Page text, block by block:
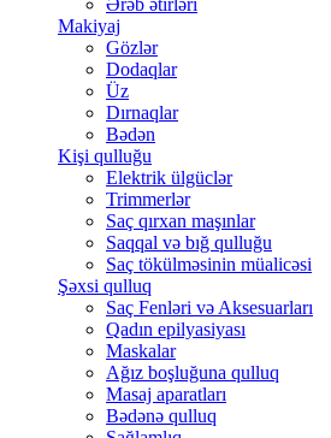
Ərəb ətirləri
Makiyaj
Gözlər
Dodaqlar
Üz
Dırnaqlar
Bədən
Kişi qulluğu
Elektrik ülgüclər
Trimmerlər
Saç qırxan maşınlar
Saqqal və bığ qulluğu
Saç tökülməsinin müalicəsi
Şəxsi qulluq
Saç Fenləri və Aksesuarları
Qadın epilyasiyası
Maskalar
Ağız boşluğuna qulluq
Masaj aparatları
Bədənə qulluq